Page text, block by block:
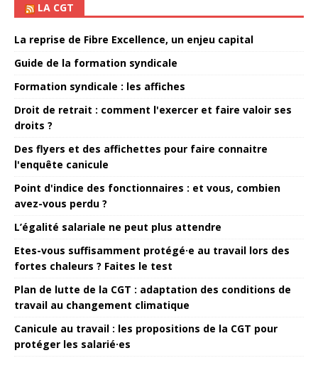
LA CGT
La reprise de Fibre Excellence, un enjeu capital
Guide de la formation syndicale
Formation syndicale : les affiches
Droit de retrait : comment l'exercer et faire valoir ses
droits ?
Des flyers et des affichettes pour faire connaitre
l'enquête canicule
Point d'indice des fonctionnaires : et vous, combien
avez-vous perdu ?
L’égalité salariale ne peut plus attendre
Etes-vous suffisamment protégé·e au travail lors des
fortes chaleurs ? Faites le test
Plan de lutte de la CGT : adaptation des conditions de
travail au changement climatique
Canicule au travail : les propositions de la CGT pour
protéger les salarié·es